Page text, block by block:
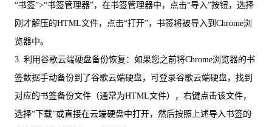
“书签”>“书签管理器”，在书签管理器中，点击“导入”按钮，选择
刚才解压的HTML文件，点击“打开”，书签将被导入到Chrome浏
览器中。
3. 利用谷歌云端硬盘备份恢复：如果您之前将Chrome浏览器的书
签数据手动备份到了谷歌云端硬盘，可登录谷歌云端硬盘，找到
对应的书签备份文件（通常为HTML文件），右键点击该文件，
选择“下载”或直接在云端硬盘中打开，然后按照上述导入书签的